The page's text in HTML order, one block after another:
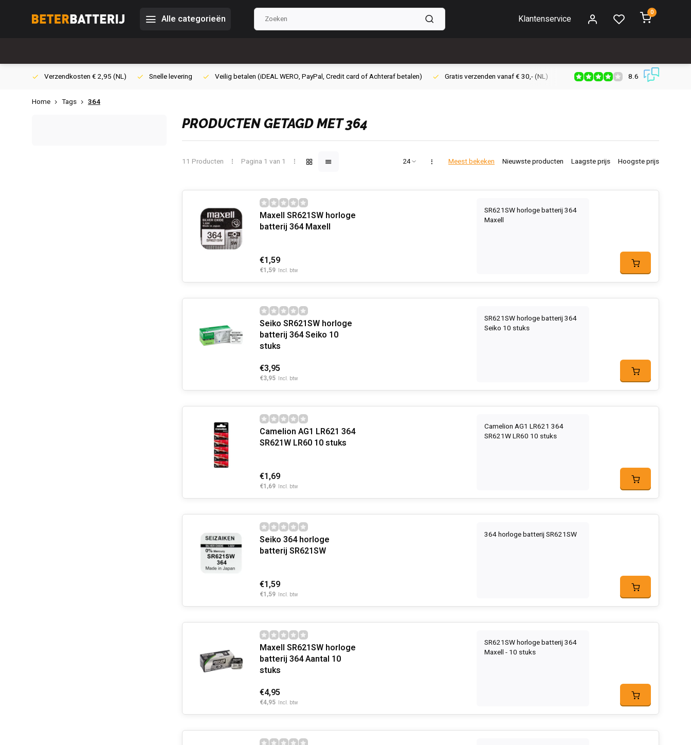
Alle categorieën Klantenservice
0
Verzendkosten € 2,95 (NL) Snelle levering Veilig betalen (iDEAL WERO, PayPal, Credit card of Achteraf betalen) Gratis verzenden vanaf € 30,- (NL) Verzendkosten € 2,95 (NL)
8.6
Home Tags 364
PRODUCTEN GETAGD MET 364
11 Producten Pagina 1 van 1 Meest bekeken Nieuwste producten Laagste prijs Hoogste prijs
Maxell SR621SW horloge
batterij 364 Maxell
€1,59
€1,59 Incl. btw
SR621SW horloge batterij 364
Maxell
Seiko SR621SW horloge
batterij 364 Seiko 10
stuks
€3,95
€3,95 Incl. btw
SR621SW horloge batterij 364
Seiko 10 stuks
Camelion AG1 LR621 364
SR621W LR60 10 stuks
€1,69
€1,69 Incl. btw
Camelion AG1 LR621 364
SR621W LR60 10 stuks
Seiko 364 horloge
batterij SR621SW
€1,59
€1,59 Incl. btw
364 horloge batterij SR621SW
Maxell SR621SW horloge
batterij 364 Aantal 10
stuks
€4,95
€4,95 Incl. btw
SR621SW horloge batterij 364
Maxell - 10 stuks